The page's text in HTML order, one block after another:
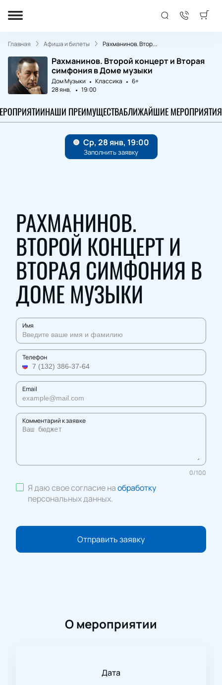
Главная Афиша и билеты Рахманинов. Втор...
Рахманинов. Второй концерт и Вторая
симфония в Доме музыки
Дом Музыки Классика
6+
28 янв.
19:00
НАШИ ПРЕИМУЩЕСТВАБЛИЖАЙШИЕ МЕРОПРИЯТИЯ
РАХМАНИНОВ.
ВТОРОЙ КОНЦЕРТ И
ВТОРАЯ СИМФОНИЯ В
ДОМЕ МУЗЫКИ
Имя
Телефон
Email
Комментарий к заявке
0/100
Я даю свое согласие наобработку
персональных данных.
Отправить заявку
О мероприятии
Дата